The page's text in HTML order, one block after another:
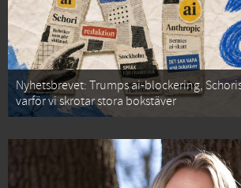
Nyhetsbrevet: Trumps ai-blockering,
varför vi skrotar stora bokstäver